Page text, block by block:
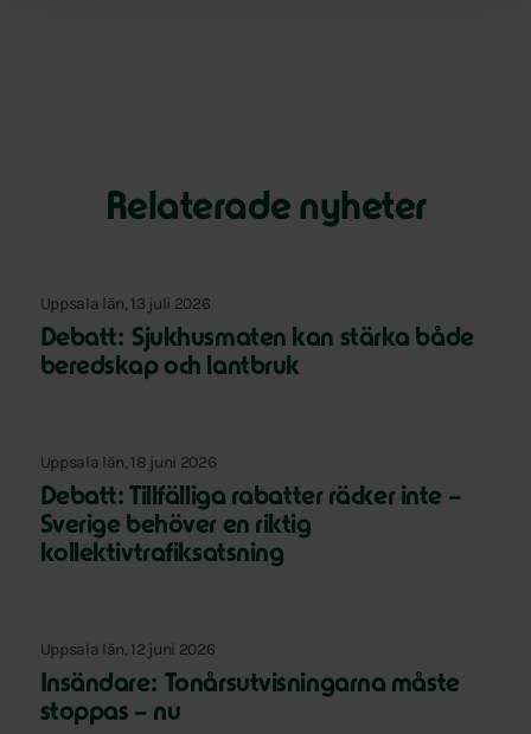
Relaterade nyheter
Uppsala län, 13 juli 2026
Debatt: Sjukhusmaten kan stärka både
beredskap och lantbruk
Uppsala län, 18 juni 2026
Debatt: Tillfälliga rabatter räcker inte –
Sverige behöver en riktig
kollektivtrafiksatsning
Uppsala län, 12 juni 2026
Insändare: Tonårsutvisningarna måste
stoppas – nu